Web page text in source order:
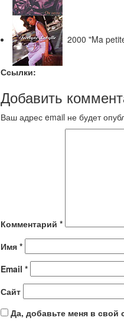
2000 "Ma
Ссылки:
Добавить
Ваш адрес email не будет
Комментарий *
Имя *
Email *
Сайт
Да, добавьте меня в свой